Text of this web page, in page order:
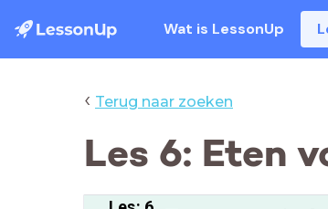
Wat is LessonUp
‹ Terug naar zoeken
Les 6: Eten